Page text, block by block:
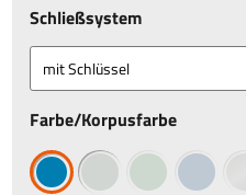
Schließsystem
Farbe/Korpusfarbe